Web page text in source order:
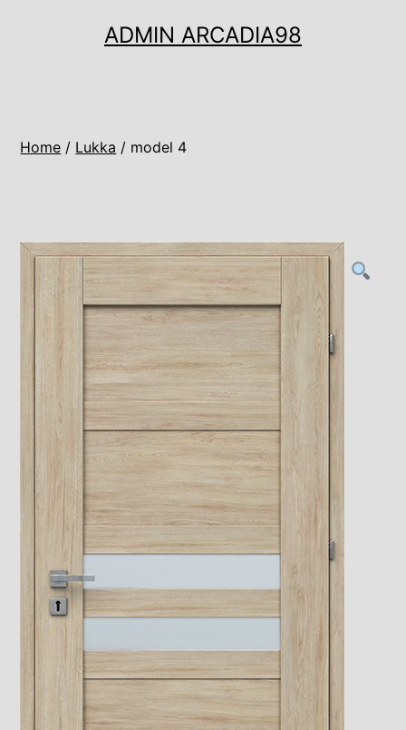
ADMIN ARCADIA98
Home / Lukka / model 4